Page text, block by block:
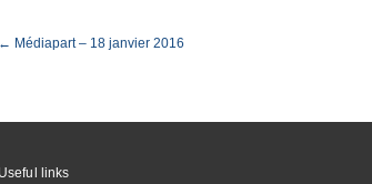
← Médiapart – 18 janvier 2016
Useful links